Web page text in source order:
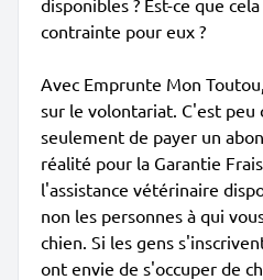
disponibles ? Est-ce que
contrainte pour eux ?
Avec Emprunte Mon
sur le volontariat. C'est
seulement de payer un
réalité pour la Garantie
l'assistance vétérinaire
non les personnes à qui
chien. Si les gens
ont envie de s'occuper de